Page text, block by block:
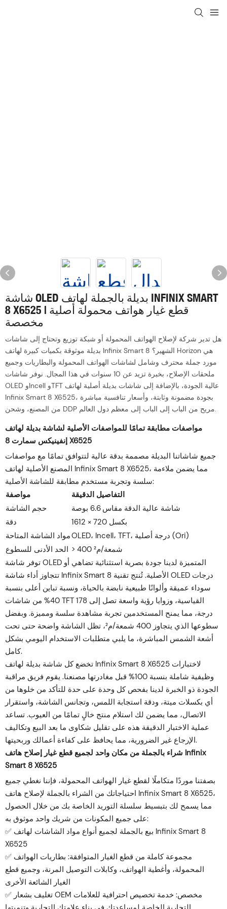
شاشة OLED بديلة بالجملة لهاتف INFINIX SMART
8 X6525 | قطع غيار هواتف محمولة أصلية
مخصصة
هل تدير شركة لإصلاح الهواتف المحمولة أو شبكة توزيع وتحتاج إلى شاشات
بديلة موثوقة بكميات كبيرة لهاتف Infinix Smart 8 الشهير؟ Horizon هي
مورد جملة محترف وشامل لشاشات الهواتف المحمولة والبطاريات وجميع
ملحقات الإصلاح، بخبرة تزيد عن 10 سنوات في هذا المجال. نوفر شاشات
OLED وIncell وTFT عالية الجودة، بالإضافة إلى شاشات بديلة أصلية لهاتف
Infinix Smart 8 X6525، بجودة مضمونة وثابتة، وأسعار تنافسية مباشرة
من المصنع، وشحن DDP مريح من الباب إلى الباب إلى معظم دول العالم.
مواصفات مطابقة تمامًا للمواصفات الأصلية لشاشة بديلة لهاتف
إنفينيكس سمارت 8 X6525
جميع شاشاتنا البديلة مصممة بدقة عالية لتتوافق تمامًا مع مواصفات
المصنع الأصلية لهاتف Infinix Smart 8 X6525، مما يضمن ملاءمة
سلسة وتجربة مستخدم مطابقة للشاشة الأصلية:
مواصفة
التفاصيل الدقيقة
حجم الشاشة
شاشة عالية الدقة مقاس 6.6 بوصة
دقة
1612 × 720 بكسل
مواد الشاشة المتاحة
OLED، Incell، TFT، درجة أصلية (Ori)
الحد الأدنى للسطوع
> 400 شمعة/م²
توفر شاشة OLED المتميزة لدينا جودة بصرية استثنائية تضاهي أو
تتجاوز أداء شاشة Infinix Smart 8 الأصلية. تُنتج تقنية OLED درجات
سوداء عميقة وألوانًا طبيعية نابضة بالحياة، ونسبة تباين أعلى بنسبة
40% من شاشات TFT القياسية، وزوايا رؤية واسعة تصل إلى 178
درجة، مما يمنح المستخدمين تجربة مشاهدة سلسة ومميزة. وبفضل
سطوعها الذي يتجاوز 400 شمعة/م²، تظل الشاشة واضحة حتى تحت
أشعة الشمس المباشرة، ما يلبي متطلبات الاستخدام اليومي بشكل
كامل.
تخضع كل شاشة بديلة لهاتف Infinix Smart 8 X6525 لاختبارات
وظيفية شاملة بنسبة 100% قبل مغادرتها مصنعنا. يقوم فريق مراقبة
الجودة ذو الخبرة لدينا بفحص كل وحدة على حدة للتأكد من خلوها من
أي بكسلات ميتة، ودقة استجابة اللمس، وتجانس الشاشة، واستقرار
الاتصال، مما يضمن لك استلام منتج خالٍ تمامًا من العيوب. تساعد
عملية الاختبار الدقيقة هذه على تقليل شكاوى ما بعد البيع وتكاليف
الإرجاع غير الضرورية، مما يحافظ على كفاءة أعمالك وربحيتها.
شراء بالجملة من مكان واحد لجميع قطع غيار إصلاح هاتف Infinix
Smart 8 X6525
بصفتنا موردًا متكاملًا لقطع غيار الهواتف المحمولة، فإننا نغطي جميع
احتياجاتك من الشراء بالجملة لإصلاح هاتف Infinix Smart 8 X6525،
مما يسمح لك بتبسيط سلسلة التوريد الخاصة بك من خلال الحصول
على جميع المكونات من شريك واحد موثوق به:
✅ بيع بالجملة لجميع أنواع مواد الشاشات لهاتف Infinix Smart 8
X6525
✅ مجموعة كاملة من قطع الغيار المتوافقة: بطاريات الهواتف
المحمولة، وأغطية الهواتف، وكابلات التوصيل المرنة، وجميع قطع
الغيار الشائعة الأخرى
✅ تغليف بشعار OEM مخصص: خدمة تخصيص احترافية للعلامات